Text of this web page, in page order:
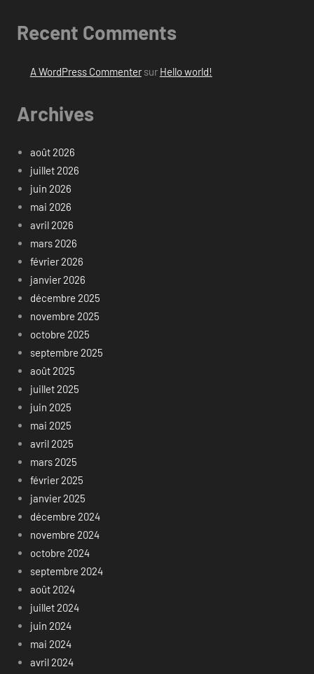
Recent Comments
A WordPress Commentersur Hello world!
Archives
août 2026
juillet 2026
juin 2026
mai 2026
avril 2026
mars 2026
février 2026
janvier 2026
décembre 2025
novembre 2025
octobre 2025
septembre 2025
août 2025
juillet 2025
juin 2025
mai 2025
avril 2025
mars 2025
février 2025
janvier 2025
décembre 2024
novembre 2024
octobre 2024
septembre 2024
août 2024
juillet 2024
juin 2024
mai 2024
avril 2024